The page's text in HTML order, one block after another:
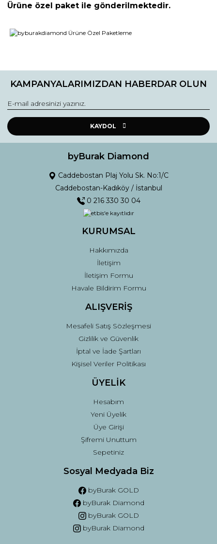
Ürüne özel paket ile gönderilmektedir.
konularda yetersiz gördüğünüz noktaları öneri formunu
Görüş ve önerileriniz için teşekkür ederiz.
Ürün resmi kalitesiz, bozuk veya görüntülenemiyor.
Ürün açıklamasında eksik bilgiler bulunuyor.
Ürün fiyatı diğer sitelerden daha pahalı.
Gönder
KAMPANYALARIMIZDAN HABERDAR OLUN
KAYDOL
byBurak Diamond
Caddebostan Plaj Yolu Sk. No:1/C
Caddebostan-Kadıköy / İstanbul
0 216 330 30 04
KURUMSAL
Hakkımızda
İletişim
İletişim Formu
Havale Bildirim Formu
ALIŞVERİŞ
Mesafeli Satış Sözleşmesi
Gizlilik ve Güvenlik
İptal ve İade Şartları
Kişisel Veriler Politikası
ÜYELİK
Hesabım
Yeni Üyelik
Üye Girişi
Şifremi Unuttum
Sepetiniz
Sosyal Medyada Biz
byBurak GOLD
byBurak Diamond
byBurak GOLD
byBurak Diamond